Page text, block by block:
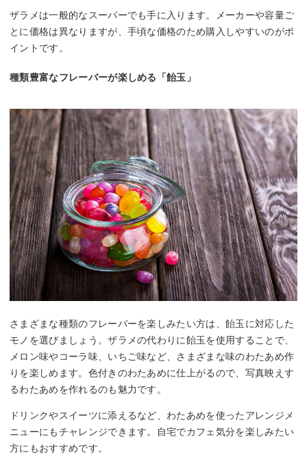
ザラメは一般的なスーパーでも手に入ります。メーカーや容量ご
とに価格は異なりますが、手頃な価格のため購入しやすいのがポ
イントです。
種類豊富なフレーバーが楽しめる「飴玉」
さまざまな種類のフレーバーを楽しみたい方は、飴玉に対応した
モノを選びましょう。ザラメの代わりに飴玉を使用することで、
メロン味やコーラ味、いちご味など、さまざまな味のわたあめ作
りを楽しめます。色付きのわたあめに仕上がるので、写真映えす
るわたあめを作れるのも魅力です。
ドリンクやスイーツに添えるなど、わたあめを使ったアレンジメ
ニューにもチャレンジできます。自宅でカフェ気分を楽しみたい
方にもおすすめです。